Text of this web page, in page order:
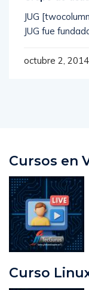
JUG
JUG fue
octubre 2, 2014
Cursos en
Curso